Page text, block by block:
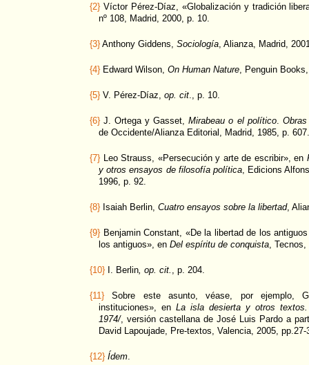
{2} Víctor Pérez-Díaz, «Globalización y tradición
nº 108, Madrid, 2000, p. 10.
{3} Anthony Giddens, Sociología , Alianza, Madrid,
{4} Edward Wilson, On Human Nature , Penguin
{5} V. Pérez-Díaz, op. cit ., p. 10.
{6} J. Ortega y Gasset,Mirabeau o el político.
de Occidente/Alianza Editorial, Madrid, 1985, p.
{7} Leo Strauss, «Persecución y arte de escribir», en
y otros ensayos de filosofía política, Edicions
1996, p. 92.
{8} Isaiah Berlin, Cuatro ensayos sobre la libertad,
{9} Benjamin Constant, «De la libertad de los
los antiguos», enDel espíritu de conquista ,
{10} I. Berlin , op. cit. , p. 204.
{11} Sobre este asunto, véase, por ejemplo,
instituciones», enLa isla desierta y otros
1974/, versión castellana de José Luis Pardo a
David Lapoujade, Pre-textos, Valencia, 2005, pp.27-
{12} Ídem